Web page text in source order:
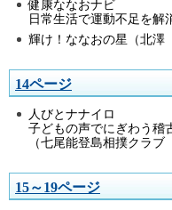
健康ななおナビ
日常生活で運動不足を解
輝け！ななおの星（北澤
14ページ
人びとナナイロ
子どもの声でにぎわう稽
（七尾能登島相撲クラ
15～19ページ